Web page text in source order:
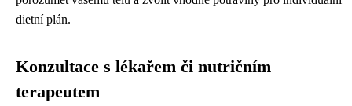
dietní plán.
Konzultace s lékařem či nutričním
terapeutem